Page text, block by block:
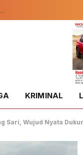
Bhabinkamtibmas Polsek Kandis Tinjau Perkebunan Jagung di Lahan Tumpang Sari Seluas 12 Hektar
KRIMINAL
Sari, Wujud Nyata